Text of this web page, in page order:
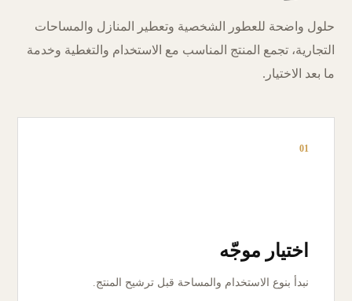
حلول واضحة للعطور الشخصية وتعطير المنازل والمساحات
التجارية، تجمع المنتج المناسب مع الاستخدام والتغطية وخدمة
ما بعد الاختيار.
01
اختيار موجّه
نبدأ بنوع الاستخدام والمساحة قبل ترشيح المنتج.